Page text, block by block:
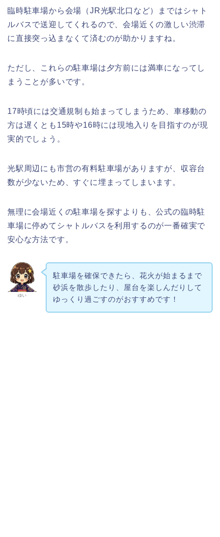
臨時駐車場から会場（JR光駅北口など）まではシャト
ルバスで送迎してくれるので、会場近くの激しい渋滞
に直接突っ込まなくて済むのが助かりますね。
ただし、これらの駐車場は夕方前には満車になってし
まうことが多いです。
17時頃には交通規制も始まってしまうため、車移動の
方は遅くとも15時や16時には現地入りを目指すのが現
実的でしょう。
光駅周辺にも市営の有料駐車場がありますが、収容台
数が少ないため、すぐに埋まってしまいます。
無理に会場近くの駐車場を探すよりも、公式の臨時駐
車場に停めてシャトルバスを利用するのが一番確実で
安心な方法です。
ゆい
駐車場を確保できたら、花火が始まるまで
砂浜を散歩したり、屋台を楽しんだりして
ゆっくり過ごすのがおすすめです！